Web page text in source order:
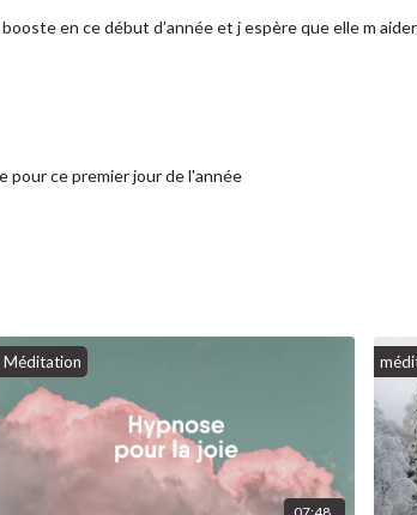
en ce début d’année et j espère que elle m
ce premier jour de l'année
Méditation